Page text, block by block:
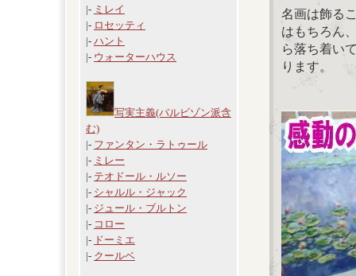
|- ミレイ
|- ロセッティ
|- ハント
|- ウォーターハウス
写実主義(バルビゾン派含
む)
|- ファンタン・ラトゥール
|- ミレー
|- テオドール・ルソー
|- シャルル・ジャック
|- ジュール・ブルトン
|- コロー
|- ドーミエ
|- クールベ
名画は飾る
はもちろん
ら落ち着い
ります。